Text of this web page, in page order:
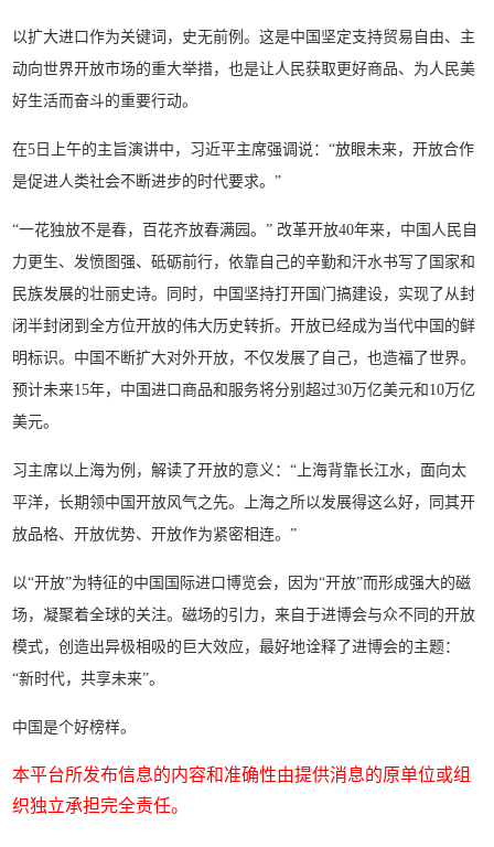
以扩大进口作为关键词，史无前例。这是中国坚定支持贸易自由、主
动向世界开放市场的重大举措，也是让人民获取更好商品、为人民美
好生活而奋斗的重要行动。
在5日上午的主旨演讲中，习近平主席强调说：“放眼未来，开放合作
是促进人类社会不断进步的时代要求。”
“一花独放不是春，百花齐放春满园。” 改革开放40年来，中国人民自
力更生、发愤图强、砥砺前行，依靠自己的辛勤和汗水书写了国家和
民族发展的壮丽史诗。同时，中国坚持打开国门搞建设，实现了从封
闭半封闭到全方位开放的伟大历史转折。开放已经成为当代中国的鲜
明标识。中国不断扩大对外开放，不仅发展了自己，也造福了世界。
预计未来15年，中国进口商品和服务将分别超过30万亿美元和10万亿
美元。
习主席以上海为例，解读了开放的意义：“上海背靠长江水，面向太
平洋，长期领中国开放风气之先。上海之所以发展得这么好，同其开
放品格、开放优势、开放作为紧密相连。”
以“开放”为特征的中国国际进口博览会，因为“开放”而形成强大的磁
场，凝聚着全球的关注。磁场的引力，来自于进博会与众不同的开放
模式，创造出异极相吸的巨大效应，最好地诠释了进博会的主题：
“新时代，共享未来”。
中国是个好榜样。
本平台所发布信息的内容和准确性由提供消息的原单位或组
织独立承担完全责任。